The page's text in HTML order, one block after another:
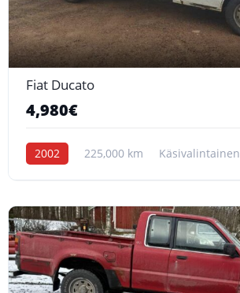
Fiat Ducato
4,980€
2002 225,000 km Käsivalintainen